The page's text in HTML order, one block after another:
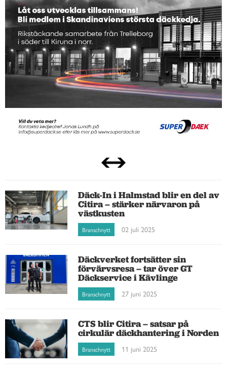
Däck-In i Halmstad blir en del av
Citira – stärker närvaron på
västkusten
Branschnytt 02 juli 2025
Däckverket fortsätter sin
förvärvsresa – tar över GT
Däckservice i Kävlinge
Branschnytt 27 juni 2025
CTS blir Citira – satsar på
cirkulär däckhantering i Norden
Branschnytt 11 juni 2025